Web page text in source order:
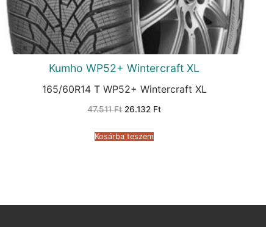
Kumho WP52+ Wintercraft XL
165/60R14 T WP52+ Wintercraft XL
47.511Ft Original
47.511 Ft.
26.132 FtCurrent
Kosárba teszem